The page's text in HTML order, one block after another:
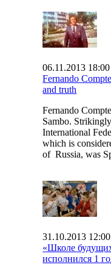
06.11.2013 18:00
Fernando
and truth
Fernando
Sambo.
International
which is
of Russia, was
31.10.2013 12:00
«Школе
исполнился 1